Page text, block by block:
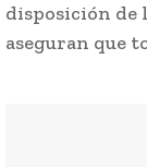
disposición de
aseguran que